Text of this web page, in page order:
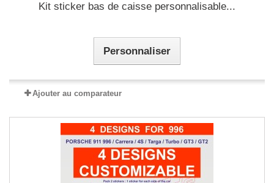
Kit sticker bas de caisse personnalisable...
Personnaliser
Ajouter au comparateur